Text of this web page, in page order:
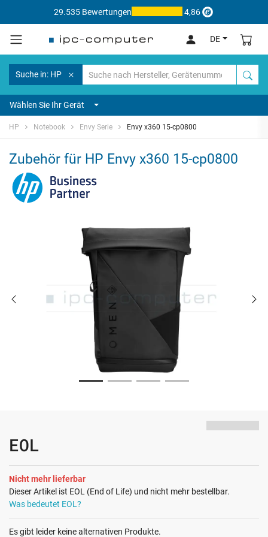
29.535 Bewertungen 4,86
DE
Suche in: HP
Wählen Sie Ihr Gerät
HP Notebook Envy Serie Envy x360 15-cp0800
Zubehör für HP Envy x360 15-cp0800
EOL
Nicht mehr lieferbar
Dieser Artikel ist EOL (End of Life) und nicht mehr bestellbar.
Was bedeutet EOL?
Es gibt leider keine alternativen Produkte.